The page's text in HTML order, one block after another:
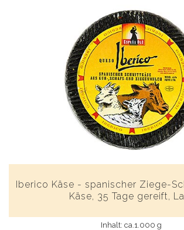
Iberico Käse - spanischer Ziege-
Käse, 35 Tage gereift,
Inhalt: ca.1.000 g